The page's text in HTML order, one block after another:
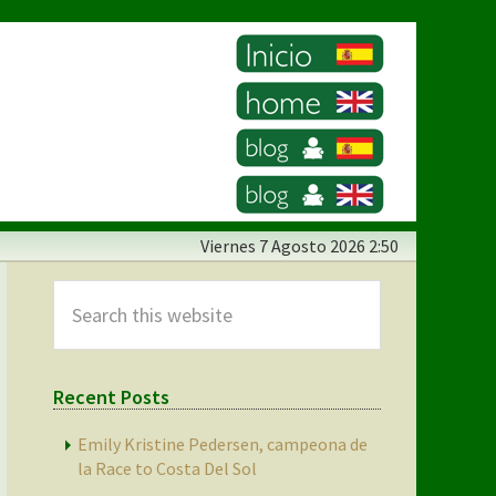
Viernes 7 Agosto 2026 2:50
Sidebar
this
website
Recent Posts
Emily Kristine Pedersen, campeona de
la Race to Costa Del Sol